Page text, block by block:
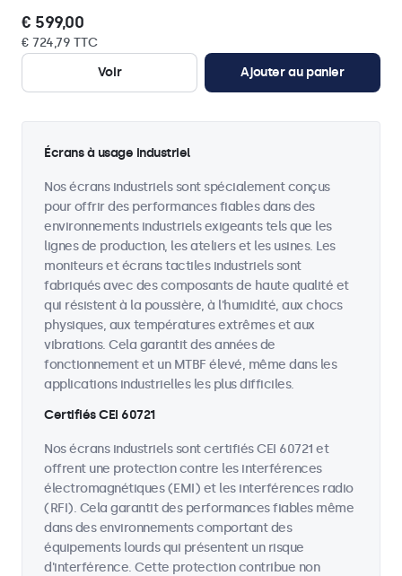
€ 599,00
€ 724,79 TTC
Voir
Ajouter au panier
Écrans à usage industriel
Nos écrans industriels sont spécialement conçus
pour offrir des performances fiables dans des
environnements industriels exigeants tels que les
lignes de production, les ateliers et les usines. Les
moniteurs et écrans tactiles industriels sont
fabriqués avec des composants de haute qualité et
qui résistent à la poussière, à l'humidité, aux chocs
physiques, aux températures extrêmes et aux
vibrations. Cela garantit des années de
fonctionnement et un MTBF élevé, même dans les
applications industrielles les plus difficiles.
Certifiés CEI 60721
Nos écrans industriels sont certifiés CEI 60721 et
offrent une protection contre les interférences
électromagnétiques (EMI) et les interférences radio
(RFI). Cela garantit des performances fiables même
dans des environnements comportant des
équipements lourds qui présentent un risque
d'interférence. Cette protection contribue non